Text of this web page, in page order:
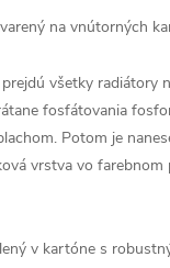
na vnútorných
všetky radiátory
fosfátovania
Potom je
vrstva vo farebnom
v kartóne s